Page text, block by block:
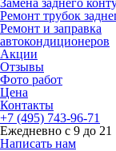
Замена заднего
Ремонт трубок
Ремонт и заправка
автокондиционеров
Акции
Отзывы
Фото работ
Цена
Контакты
+7 (495) 743-96-71
Ежедневно с 9 до 21
Написать нам